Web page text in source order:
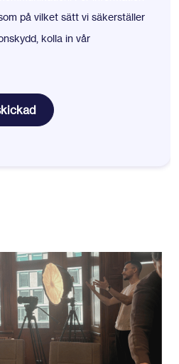
på vilket sätt vi säkerställer
kolla in vår